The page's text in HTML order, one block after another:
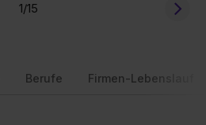
1/15
Berufe Firmen-Lebenslauf